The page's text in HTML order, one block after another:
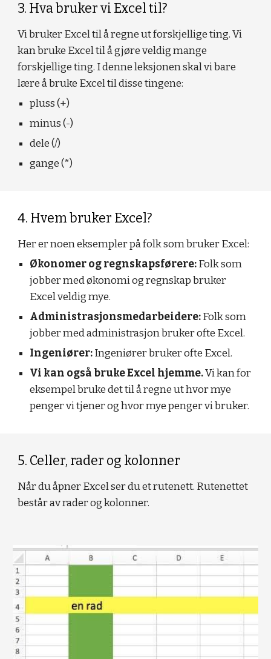
3. Hva bruker vi Excel til?
Vi bruker Excel til å regne ut forskjellige ting. Vi
kan bruke Excel til å gjøre veldig mange
forskjellige ting. I denne leksjonen skal vi bare
lære å bruke Excel til disse tingene:
pluss (+)
minus (-)
dele (/)
gange (*)
4. Hvem bruker Excel?
Her er noen eksempler på folk som bruker Excel:
Økonomer og regnskapsførere: Folk som
jobber med økonomi og regnskap bruker
Excel veldig mye.
Administrasjonsmedarbeidere: Folk som
jobber med administrasjon bruker ofte Excel.
Ingeniører: Ingeniører bruker ofte Excel.
Vi kan også bruke Excel hjemme. Vi kan for
eksempel bruke det til å regne ut hvor mye
penger vi tjener og hvor mye penger vi bruker.
5. Celler, rader og kolonner
Når du åpner Excel ser du et rutenett. Rutenettet
består av rader og kolonner.